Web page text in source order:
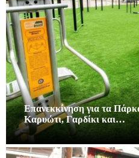
Επανεκκίνηση για τα
Καρυώτι, Γαρδίκι και…